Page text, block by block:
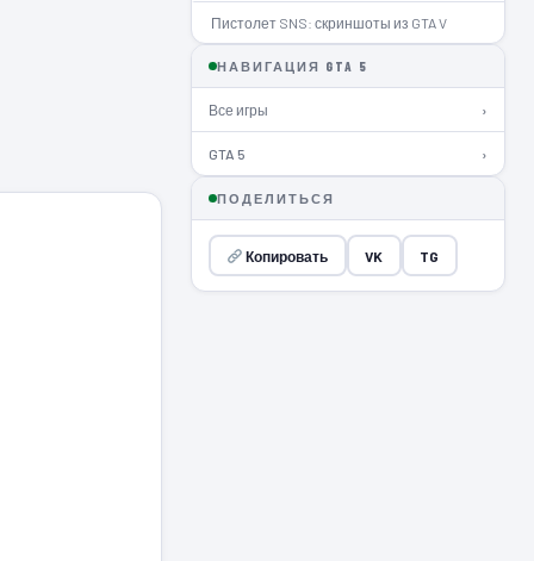
Пистолет SNS: скриншоты из GTA V
НАВИГАЦИЯ GTA 5
Все игры ›
GTA 5 ›
ПОДЕЛИТЬСЯ
Копировать VK TG